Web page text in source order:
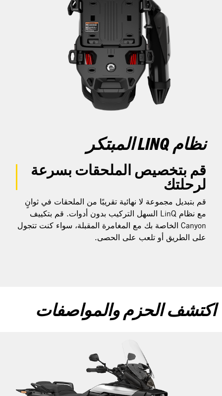
نظام LINQ المبتكر
قم بتخصيص الملحقات بسرعة
لرحلتك
قم بتبديل مجموعة لا نهائية تقريبًا من الملحقات في ثوانٍ
مع نظام LinQ السهل التركيب بدون أدوات. قم بتكييف
Canyon الخاصة بك مع المغامرة المقبلة، سواء كنت تتجول
على الطريق أو تلعب على الحصى.
اكتشف الحزم والمواصفات